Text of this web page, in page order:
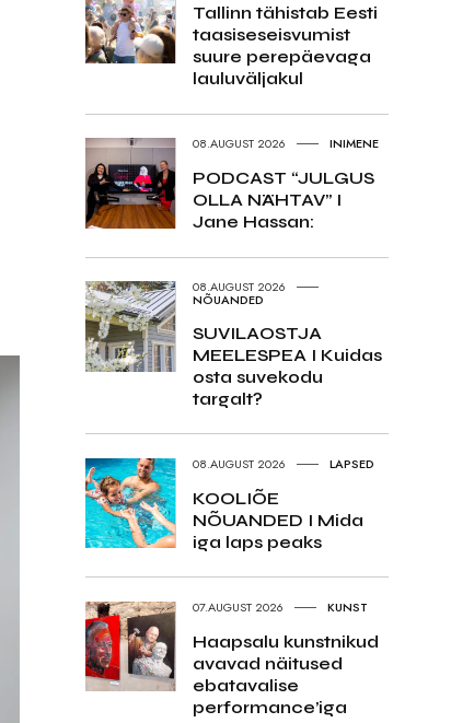
Tallinn tähistab Eesti
taasiseseisvumist
suure perepäevaga
lauluväljakul
08.AUGUST 2026 INIMENE
PODCAST “JULGUS
OLLA NÄHTAV” I
Jane Hassan:
08.AUGUST 2026
NÕUANDED
SUVILAOSTJA
MEELESPEA I Kuidas
osta suvekodu
targalt?
08.AUGUST 2026 LAPSED
KOOLIÕE
NÕUANDED I Mida
iga laps peaks
07.AUGUST 2026 KUNST
Haapsalu kunstnikud
avavad näitused
ebatavalise
performance’iga